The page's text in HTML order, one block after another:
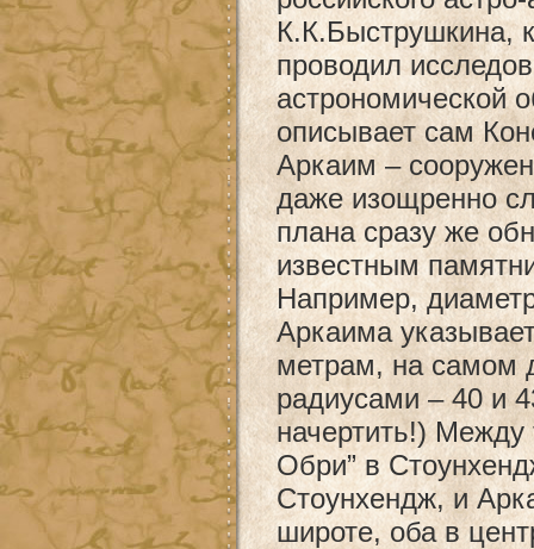
К.К.Быструшкина,
проводил
астрономической
описывает сам
Аркаим –
даже изощренно
плана сразу же
известным
Например, диаметр
Аркаима
метрам, на самом
радиусами – 40 и
начертить!) Между
Обри” в
Стоунхендж, и
широте, оба в